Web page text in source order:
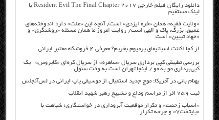
دانلود رایگان فیلم خارجی Resident Evil The Final Chapter 2017 با
لینک مستقیم
«ولایت فقیه» همان «فره ایزدی» است/ آنچه این «ملت» دارد اندوخته‌های
عمیق، بزرگ، پاک و الهی است/ روایت امروز ما همان مسئله «روشنگری» و
«جهاد تبیین» است
از کجا اکانت اسپاتیفای پرمیوم بخریم؟ معرفی ۴ فروشگاه معتبر ایرانی
بررسی تطبیقی کپی برداری سریال «ساهره» از سریال کره‌ای «کایروس» | یک
کپی‌برداری مو به مو / اینجا تهران است به وقت سئول
بهنام بانی در آمریکا: موج جدید استقبال از موسیقی پاپ ایرانی در لس‌آنجلس
ثبت ۷۵۹ اثر از مراسم وداع و تشییع رهبر شهید انقلاب
«اسباب زحمت» و تکرار موقعیت آبروداری در خواستگاری؛ شباهت با
«پایتخت۷» و چرخه تکرار